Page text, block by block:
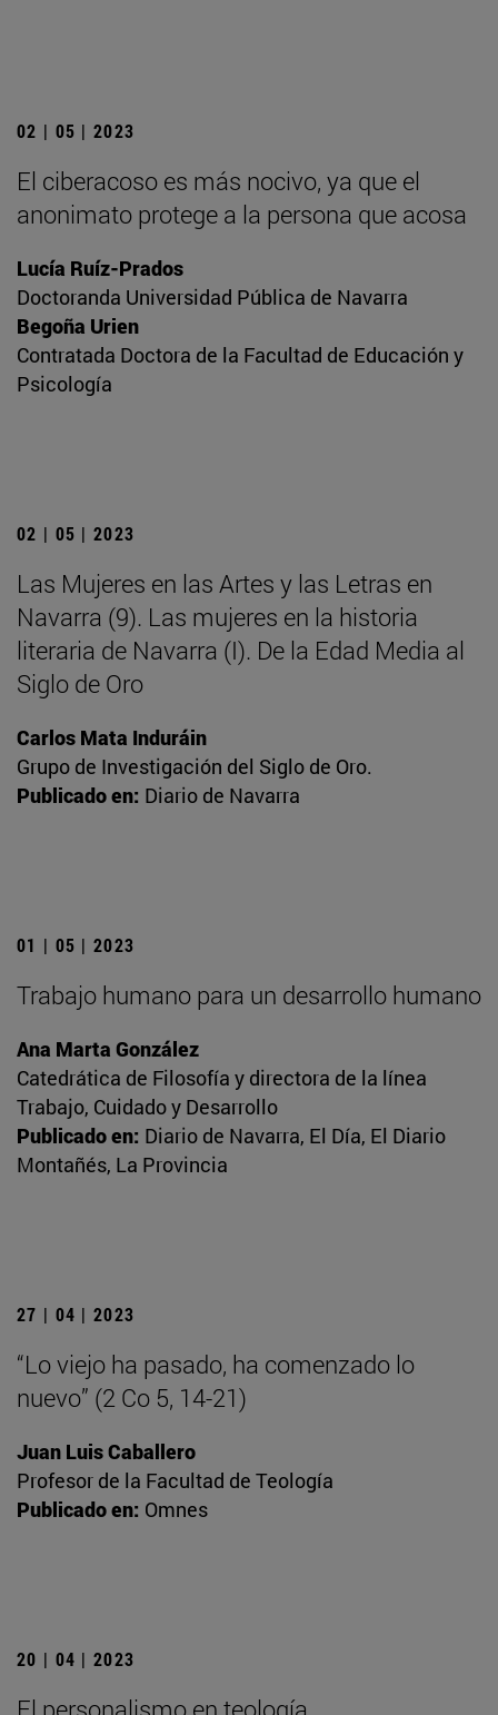
02 | 05 | 2023
El ciberacoso es más nocivo, ya que el
anonimato protege a la persona que acosa
Lucía Ruíz-Prados
Doctoranda Universidad Pública de Navarra
Begoña Urien
Contratada Doctora de la Facultad de Educación y
Psicología
02 | 05 | 2023
Las Mujeres en las Artes y las Letras en
Navarra (9). Las mujeres en la historia
literaria de Navarra (I). De la Edad Media al
Siglo de Oro
Carlos Mata Induráin
Grupo de Investigación del Siglo de Oro.
Publicado en: Diario de Navarra
01 | 05 | 2023
Trabajo humano para un desarrollo humano
Ana Marta González
Catedrática de Filosofía y directora de la línea
Trabajo, Cuidado y Desarrollo
Publicado en: Diario de Navarra, El Día, El Diario
Montañés, La Provincia
27 | 04 | 2023
“Lo viejo ha pasado, ha comenzado lo
nuevo” (2 Co 5, 14-21)
Juan Luis Caballero
Profesor de la Facultad de Teología
Publicado en: Omnes
20 | 04 | 2023